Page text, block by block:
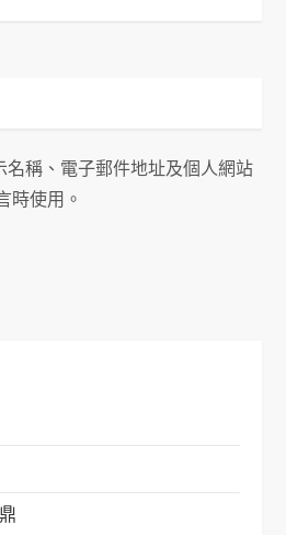
名稱、電子郵件地址及個人網站
時使用。